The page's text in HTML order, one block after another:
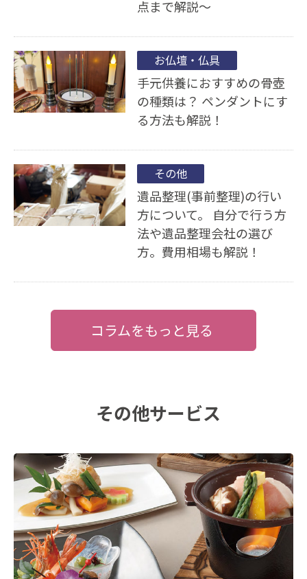
点まで解説〜
お仏壇・仏具
手元供養におすすめの骨壺
の種類は？ ペンダントにす
る方法も解説！
その他
遺品整理(事前整理)の行い
方について。 自分で行う方
法や遺品整理会社の選び
方。費用相場も解説！
コラムをもっと見る
その他サービス